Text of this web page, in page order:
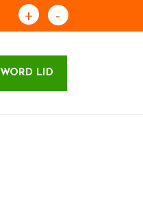
+ -
WORD LID